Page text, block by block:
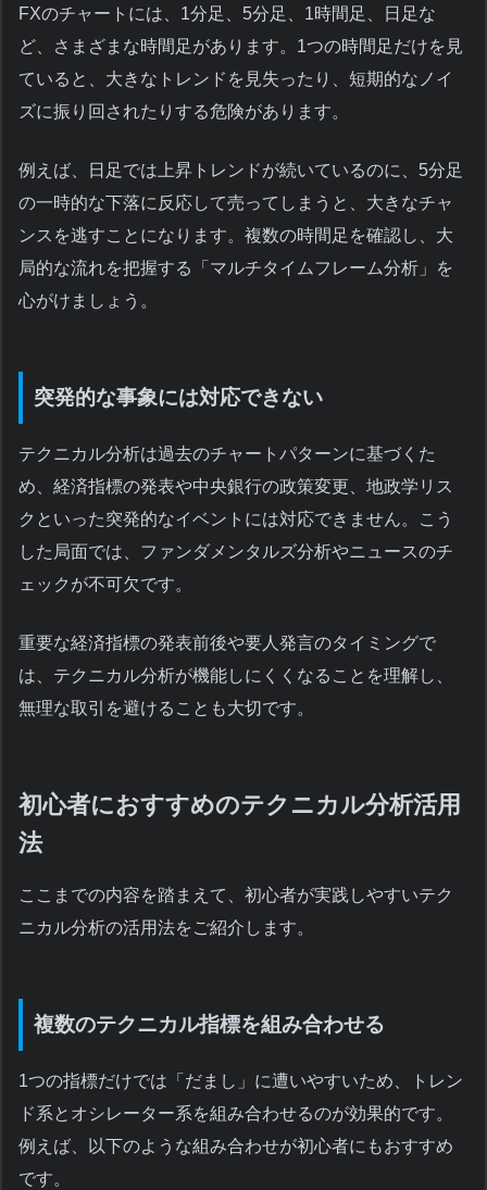
FXのチャートには、1分足、5分足、1時間足、日足な
ど、さまざまな時間足があります。1つの時間足だけを見
ていると、大きなトレンドを見失ったり、短期的なノイ
ズに振り回されたりする危険があります。
例えば、日足では上昇トレンドが続いているのに、5分足
の一時的な下落に反応して売ってしまうと、大きなチャ
ンスを逃すことになります。複数の時間足を確認し、大
局的な流れを把握する「マルチタイムフレーム分析」を
心がけましょう。
突発的な事象には対応できない
テクニカル分析は過去のチャートパターンに基づくた
め、経済指標の発表や中央銀行の政策変更、地政学リス
クといった突発的なイベントには対応できません。こう
した局面では、ファンダメンタルズ分析やニュースのチ
ェックが不可欠です。
重要な経済指標の発表前後や要人発言のタイミングで
は、テクニカル分析が機能しにくくなることを理解し、
無理な取引を避けることも大切です。
初心者におすすめのテクニカル分析活用
法
ここまでの内容を踏まえて、初心者が実践しやすいテク
ニカル分析の活用法をご紹介します。
複数のテクニカル指標を組み合わせる
1つの指標だけでは「だまし」に遭いやすいため、トレン
ド系とオシレーター系を組み合わせるのが効果的です。
例えば、以下のような組み合わせが初心者にもおすすめ
です。